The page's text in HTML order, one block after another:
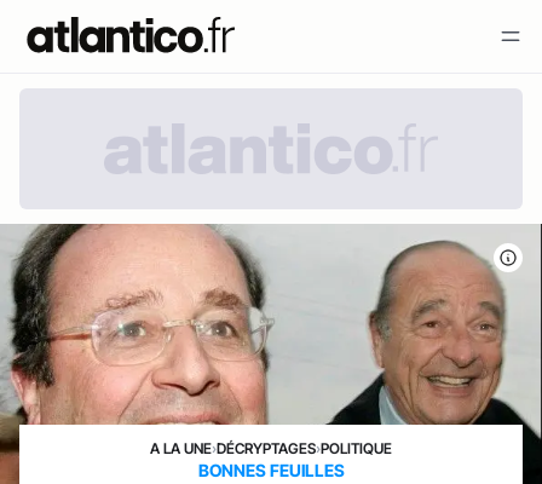
A LA UNE›DÉCRYPTAGES›POLITIQUE
BONNES FEUILLES